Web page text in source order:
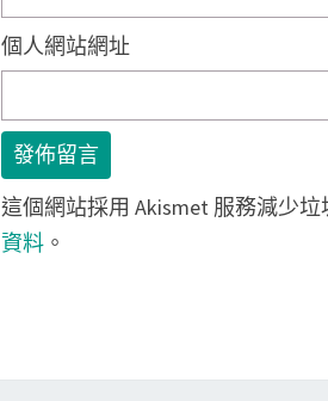
個人網站網址
這個網站採用 Akismet 服務減少
資料 。